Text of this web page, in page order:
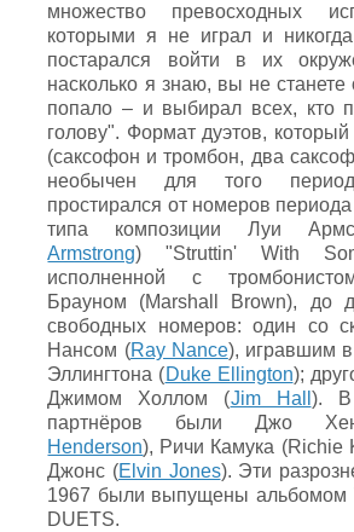
множество превосходных
которыми я не играл и
постарался войти в их
насколько я знаю, вы не
попало – и выбирал всех, кто
голову". Формат дуэтов,
(саксофон и тромбон, два
необычен для того
простирался от номеров
типа композиции Луи
Armstrong) "Struttin' With
исполненной с
Брауном (Marshall Brown), до
свободных номеров: один со
Нансом (Ray Nance), игравшим
Эллингтона (Duke Ellington);
Джимом Холлом (Jim Hall ). В
партнёров были Джо
Henderson), Ричи Камука (Richie
Джонс (Elvin Jones). Эти
1967 были выпущены альбомом
DUETS.